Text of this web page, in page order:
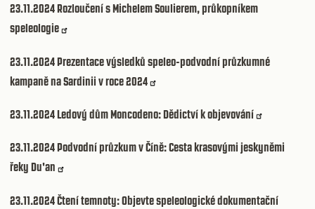
23.11.2024Rozloučení s Michelem Soulierem, průkopníkem
speleologie
23.11.2024Prezentace výsledků speleo-podvodní průzkumné
kampaně na Sardinii v roce 2024
23.11.2024Ledový dům Moncodeno: Dědictví k objevování
23.11.2024Podvodní průzkum v Číně: Cesta krasovými jeskyněmi
řeky Du'an
23.11.2024Čtení temnoty: Objevte speleologické dokumentační